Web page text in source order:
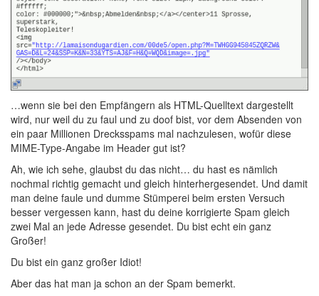
…wenn sie bei den Empfängern als HTML-Quelltext dargestellt
wird, nur weil du zu faul und zu doof bist, vor dem Absenden von
ein paar Millionen Drecksspams mal nachzulesen, wofür diese
MIME-Type-Angabe im Header gut ist?
Ah, wie ich sehe, glaubst du das nicht… du hast es nämlich
nochmal richtig gemacht und gleich hinterhergesendet. Und damit
man deine faule und dumme Stümperei beim ersten Versuch
besser vergessen kann, hast du deine korrigierte Spam gleich
zwei Mal an jede Adresse gesendet. Du bist echt ein ganz
Großer!
Du bist ein ganz großer Idiot!
Aber das hat man ja schon an der Spam bemerkt.